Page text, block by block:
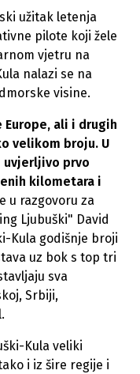
užitak letenja
pilote koji žele
vjetru na
nalazi se na
visine.
ali i drugih
velikom broju. U
uvjerljivo prvo
kilometara i
u razgovoru za
Ljubuški" David
Kula godišnje broji
uz bok s top tri
sva
Srbiji,
Kula veliki
i iz šire regije i